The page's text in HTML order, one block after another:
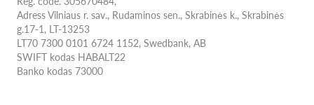
Adress Vilniaus r. sav., Rudaminos sen., Skrabinės k., Skrabinės
g.17-1, LT-13253
LT70 7300 0101 6724 1152, Swedbank, AB
SWIFT kodas HABALT22
Banko kodas 73000